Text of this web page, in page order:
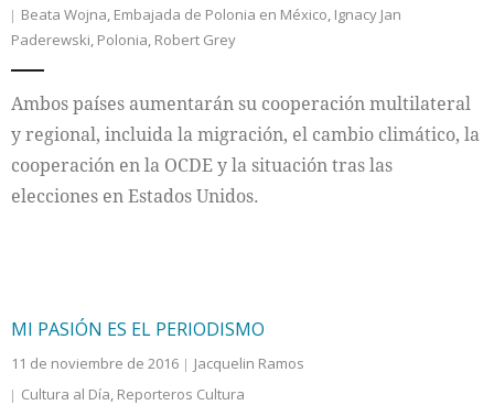
Beata Wojna, Embajada de Polonia en México, Ignacy Jan
Paderewski, Polonia, Robert Grey
Ambos países aumentarán su cooperación multilateral
y regional, incluida la migración, el cambio climático, la
cooperación en la OCDE y la situación tras las
elecciones en Estados Unidos.
MI PASIÓN ES EL PERIODISMO
11 de noviembre de 2016
Jacquelin Ramos
Cultura al Día, Reporteros Cultura